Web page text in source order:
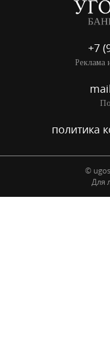
+7
Реклама
политика
©
Для